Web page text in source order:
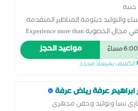
جنيه
والتوليد دبلومة المناظير المتقدمة
خبرة أكثر من 10 أعوام في مجال الخصوبة Experience more than
10y at Royal Fertility Centre خبرة في الحقن المجهري مركز
الحقن المجهري والمناظير مركز رويال
مواعيد الحجز
الكشف بميعاد محدد
ابراهيم عرفة رياض عرفة
نسا وتوليد وحقن مجهري